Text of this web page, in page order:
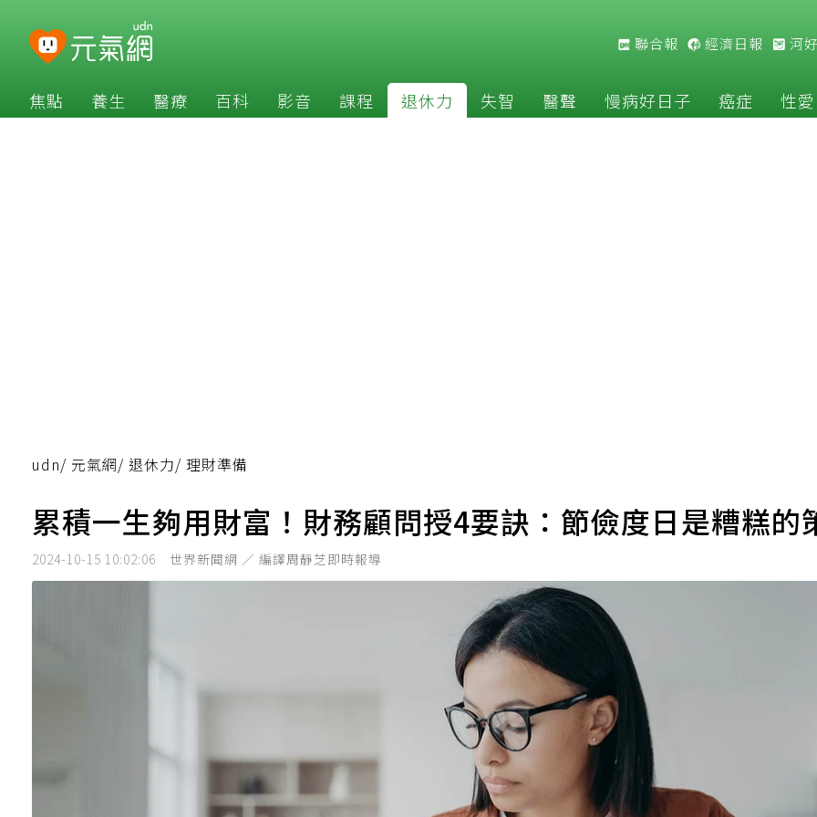
聯合報 經濟日報 河
焦點 養生 醫療 百科 影音 課程 退休力 失智 醫聲 慢病好日子 癌症 性愛
udn/ 元氣網/ 退休力/ 理財準備
累積一生夠用財富！財務顧問授4要訣：節儉度日是糟糕的
2024-10-15 10:02:06 世界新聞網 ／ 編譯周靜芝即時報導